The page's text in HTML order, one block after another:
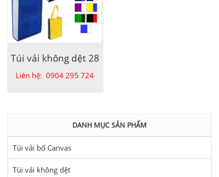
Túi vải không dệt 28
Liên hệ: 0904 295 724
DANH MỤC SẢN PHẨM
Túi vải bố Canvas
Túi vải không dệt